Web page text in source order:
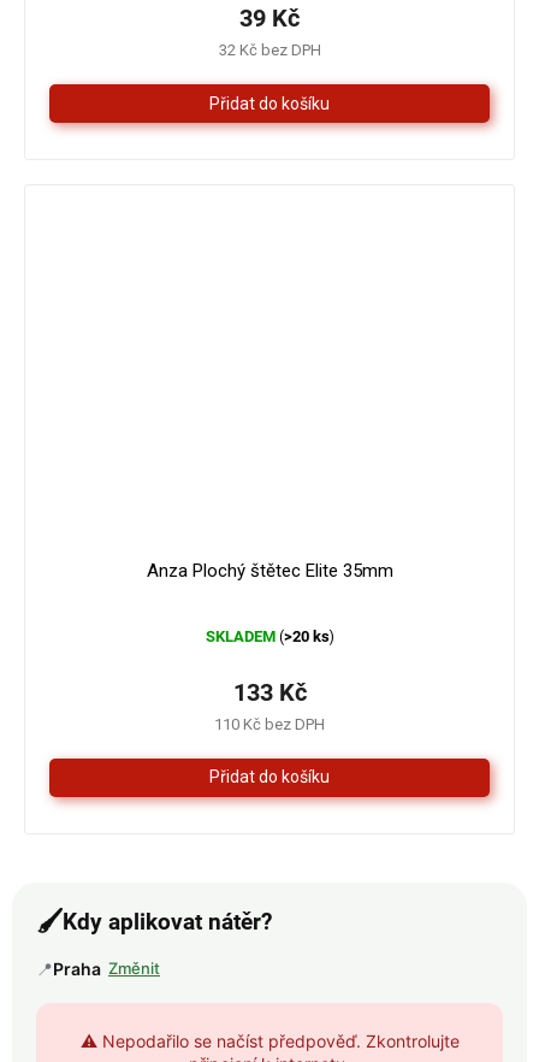
je
z
5
hvězdiček.
32 Kč bez DPH
39 Kč
Anza Plochý štětec Elite 35mm
hodnocení
je
5,0
z
5
hvězdiček.
SKLADEM (>20 ks)
110 Kč bez DPH
133 Kč
🖌️Kdy aplikovat nátěr?
📍Praha Změnit
⚠️ Nepodařilo se načíst předpověď. Zkontrolujte